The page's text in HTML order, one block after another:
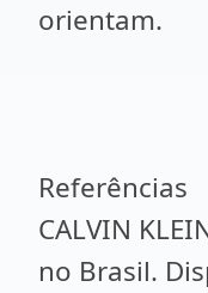
orientam.
Referências
CALVIN
no Brasil.